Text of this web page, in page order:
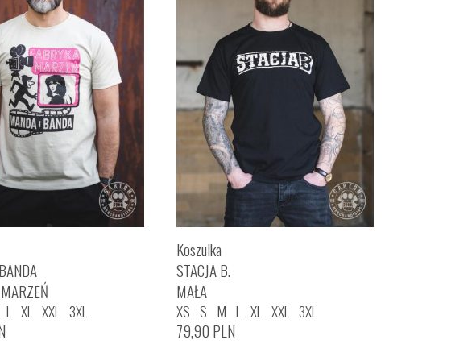
L XL XXL 3XL
Koszulka
STACJA B.
MAŁA
XS S M L XL XXL 3XL
79,90 PLN